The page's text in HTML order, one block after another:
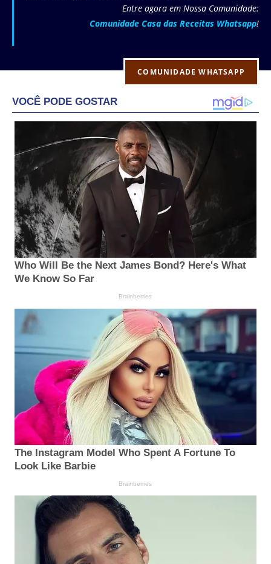
Entre agora em Nossa Comunidade:
Comunidade Casa das Receitas Whatsapp!
COMUNIDADE WHATSAPP